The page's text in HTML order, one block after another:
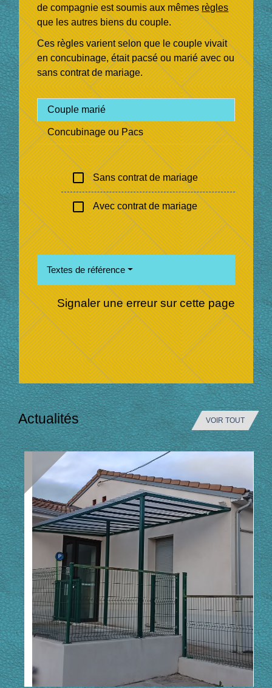
de compagnie est soumis aux mêmesrègles
que les autres biens du couple.
Ces règles varient selon que le couple vivait
en concubinage, était pacsé ou marié avec ou
sans contrat de mariage.
Couple marié
Concubinage ou Pacs
check_box_outline_blank Sans contrat de mariage
check_box_outline_blank Avec contrat de mariage
Textes de référence
Signaler une erreur sur cette page
Actualités VOIR TOUT